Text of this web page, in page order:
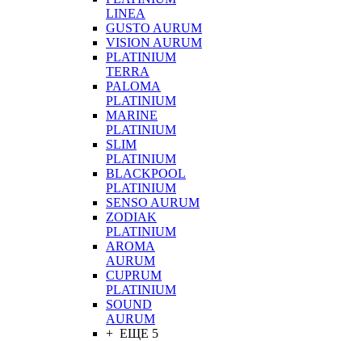
LINEA
GUSTO AURUM
VISION AURUM
PLATINIUM
TERRA
PALOMA
PLATINIUM
MARINE
PLATINIUM
SLIM
PLATINIUM
BLACKPOOL
PLATINIUM
SENSO AURUM
ZODIAK
PLATINIUM
AROMA
AURUM
CUPRUM
PLATINIUM
SOUND
AURUM
+ ЕЩЕ 5